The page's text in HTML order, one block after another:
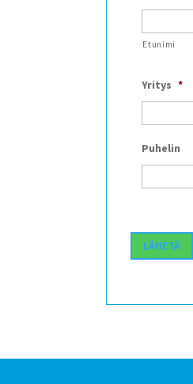
Etunimi
Yritys *
Puhelin